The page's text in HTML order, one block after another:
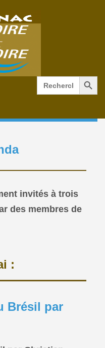
Search
for:
Search Button
invités à trois
des membres de
:
Brésil par